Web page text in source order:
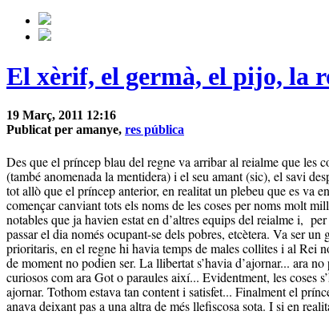
El xèrif, el germà, el pijo, la
19 Març, 2011 12:16
Publicat per amanye, res pública
Des que el príncep blau del regne va arribar al reialme que les
(també anomenada la mentidera) i el seu amant (sic), el savi
tot allò que el príncep anterior, en realitat un plebeu que es va
començar canviant tots els noms de les coses per noms molt
notables que ja havien estat en d’altres equips del reialme i,
passar el dia només ocupant-se dels pobres, etcètera. Va ser
prioritaris, en el regne hi havia temps de males collites i al Rei
de moment no podien ser. La llibertat s’havia d’ajornar... ara
curiosos com ara Got o paraules així... Evidentment, les coses
ajornar. Tothom estava tan content i satisfet... Finalment el
anava deixant pas a una altra de més llefiscosa sota. I si en